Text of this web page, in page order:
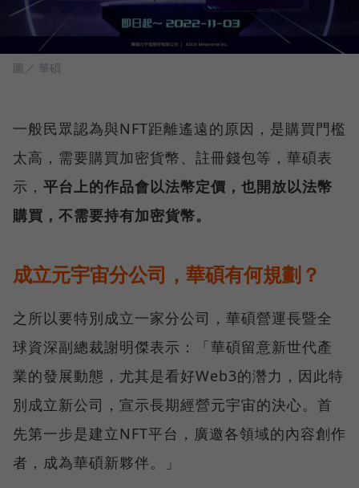
圖／ 華碩
一般民眾認為與NFT距離遙遠的原因，是購買門檻
太高，需要購買加密貨幣、註冊錢包等，華碩表
示， 平台上的作品會以法幣定價，也開放以法幣
購買，不需要持有加密貨幣。
成立元宇宙分公司，華碩有何規劃？
之所以要特別成立一家分公司，華碩營運長暨全
球資深副總裁謝明傑表示：「華碩留意新世代產
業的發展動態，尤其是看好Web3的濳力，因此特
別成立新公司，宣示長期經營元宇宙的決心。首
先第一步是建立NFT平台，廣邀各領域的內容創作
者，成為華碩新夥伴。」